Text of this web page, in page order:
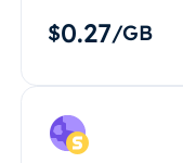
$0.27/GB